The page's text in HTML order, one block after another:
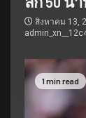
สิงหาคม 13,
1 min read